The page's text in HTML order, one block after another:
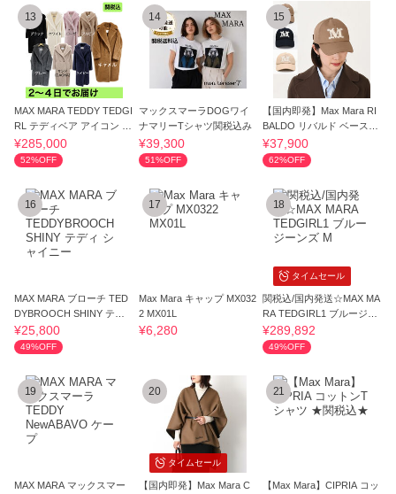
13
MAX MARA TEDDY TEDGI
RL テディベア アイコン コ
ート
¥285,000
52%OFF
14
マックスマーラDOGワイ
ナマリーTシャツ関税込み
¥39,300
51%OFF
15
【国内即発】Max Mara RI
BALDO リバルド ベースボ
ール キャップ
¥37,900
62%OFF
16
MAX MARA ブローチ TED
DYBROOCH SHINY テデ
ィ シャイニー
¥25,800
49%OFF
17
Max Mara キャップ MX032
2 MX01L
¥6,280
タイムセール
18
関税込/国内発送☆MAX MA
RA TEDGIRL1 ブルージー
ンズ M
¥289,892
49%OFF
19
MAX MARA マックスマー
タイムセール
20
【国内即発】Max Mara C
21
【Max Mara】CIPRIA コッ